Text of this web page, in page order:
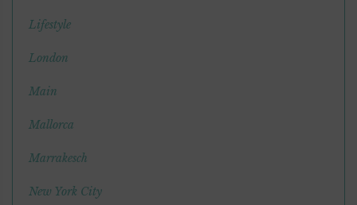
Lifestyle
London
Main
Mallorca
Marrakesch
New York City